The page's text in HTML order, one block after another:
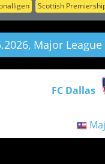
Scottish
Major League
FC Dallas